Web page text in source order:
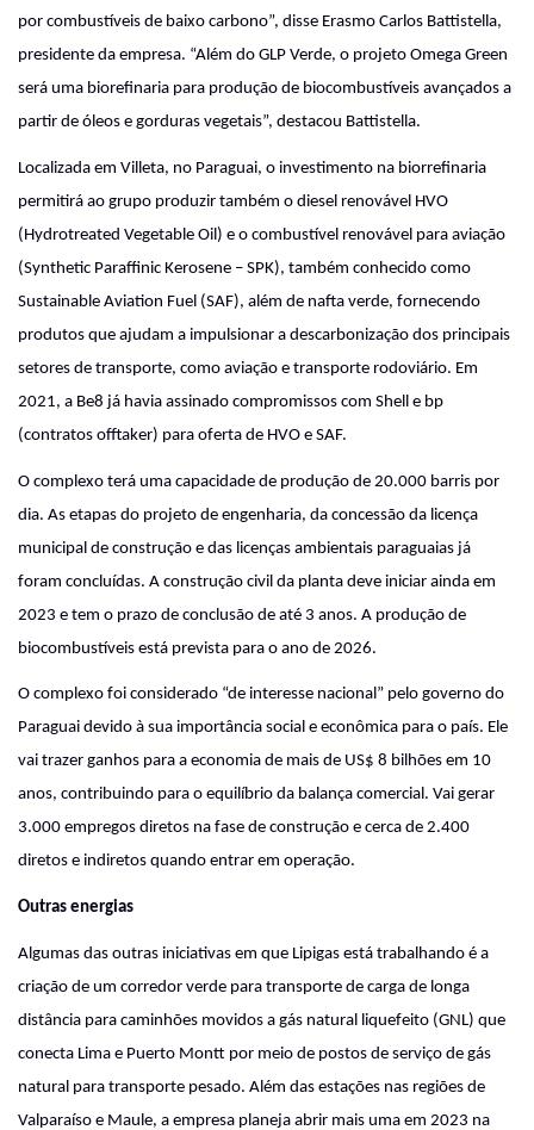
por combustíveis de baixo carbono”, disse Erasmo Carlos Battistella,
presidente da empresa. “Além do GLP Verde, o projeto Omega Green
será uma biorefinaria para produção de biocombustíveis avançados a
partir de óleos e gorduras vegetais”, destacou Battistella.
Localizada em Villeta, no Paraguai, o investimento na biorrefinaria
permitirá ao grupo produzir também o diesel renovável HVO
(Hydrotreated Vegetable Oil) e o combustível renovável para aviação
(Synthetic Paraffinic Kerosene – SPK), também conhecido como
Sustainable Aviation Fuel (SAF), além de nafta verde, fornecendo
produtos que ajudam a impulsionar a descarbonização dos principais
setores de transporte, como aviação e transporte rodoviário. Em
2021, a Be8 já havia assinado compromissos com Shell e bp
(contratos offtaker) para oferta de HVO e SAF.
O complexo terá uma capacidade de produção de 20.000 barris por
dia. As etapas do projeto de engenharia, da concessão da licença
municipal de construção e das licenças ambientais paraguaias já
foram concluídas. A construção civil da planta deve iniciar ainda em
2023 e tem o prazo de conclusão de até 3 anos. A produção de
biocombustíveis está prevista para o ano de 2026.
O complexo foi considerado “de interesse nacional” pelo governo do
Paraguai devido à sua importância social e econômica para o país. Ele
vai trazer ganhos para a economia de mais de US$ 8 bilhões em 10
anos, contribuindo para o equilíbrio da balança comercial. Vai gerar
3.000 empregos diretos na fase de construção e cerca de 2.400
diretos e indiretos quando entrar em operação.
Outras energias
Algumas das outras iniciativas em que Lipigas está trabalhando é a
criação de um corredor verde para transporte de carga de longa
distância para caminhões movidos a gás natural liquefeito (GNL) que
conecta Lima e Puerto Montt por meio de postos de serviço de gás
natural para transporte pesado. Além das estações nas regiões de
Valparaíso e Maule, a empresa planeja abrir mais uma em 2023 na